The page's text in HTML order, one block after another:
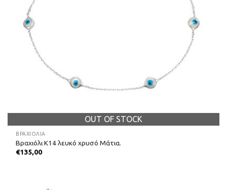
OUT OF STOCK
ΒΡΑΧΙΌΛΙΑ
Βραχιόλι Κ14 λευκό χρυσό Μάτια.
€135,00